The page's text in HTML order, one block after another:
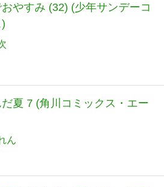
やすみ (32) (少年サンデーコ
夏 7 (角川コミックス・エー
ん